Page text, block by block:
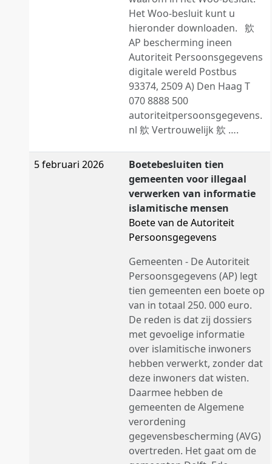
Het Woo-besluit kunt u
hieronder downloaden. 㰾
AP bescherming ineen
Autoriteit Persoonsgegevens
digitale wereld Postbus
93374, 2509 A) Den Haag T
070 8888 500
autoriteitpersoonsgegevens.
nl 㰾 Vertrouwelijk 㰾 ….
5 februari 2026
Boetebesluiten tien
gemeenten voor illegaal
verwerken van informatie
islamitische mensen
Boete van de Autoriteit
Persoonsgegevens
Gemeenten - De Autoriteit
Persoonsgegevens (AP) legt
tien gemeenten een boete op
van in totaal 250. 000 euro.
De reden is dat zij dossiers
met gevoelige informatie
over islamitische inwoners
hebben verwerkt, zonder dat
deze inwoners dat wisten.
Daarmee hebben de
gemeenten de Algemene
verordening
gegevensbescherming (AVG)
overtreden. Het gaat om de